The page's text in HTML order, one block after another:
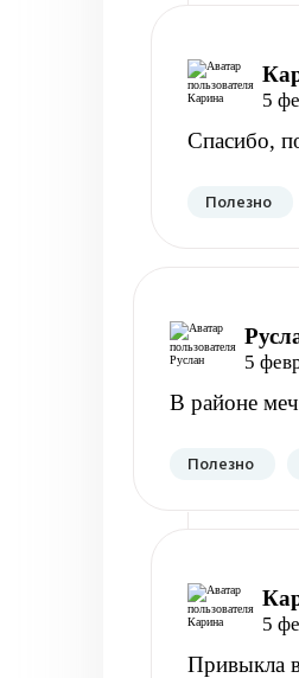
5
Спасибо,
Полезно
5
В районе
Полезно
5
Привыкла